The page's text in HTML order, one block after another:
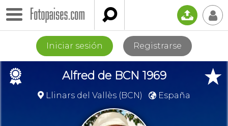
 📤 👤
Iniciar sesión Registrarse
Alfred de BCN 1969
 Llinars del Vallès (BCN)  España
🏉 ★